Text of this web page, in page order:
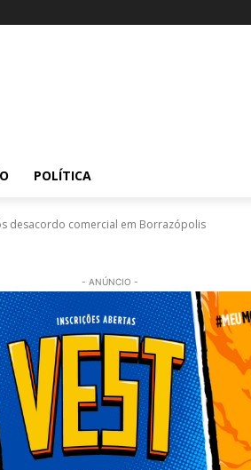
POLÍTICA
desacordo comercial em Borrazópolis
- ANÚNCIO -